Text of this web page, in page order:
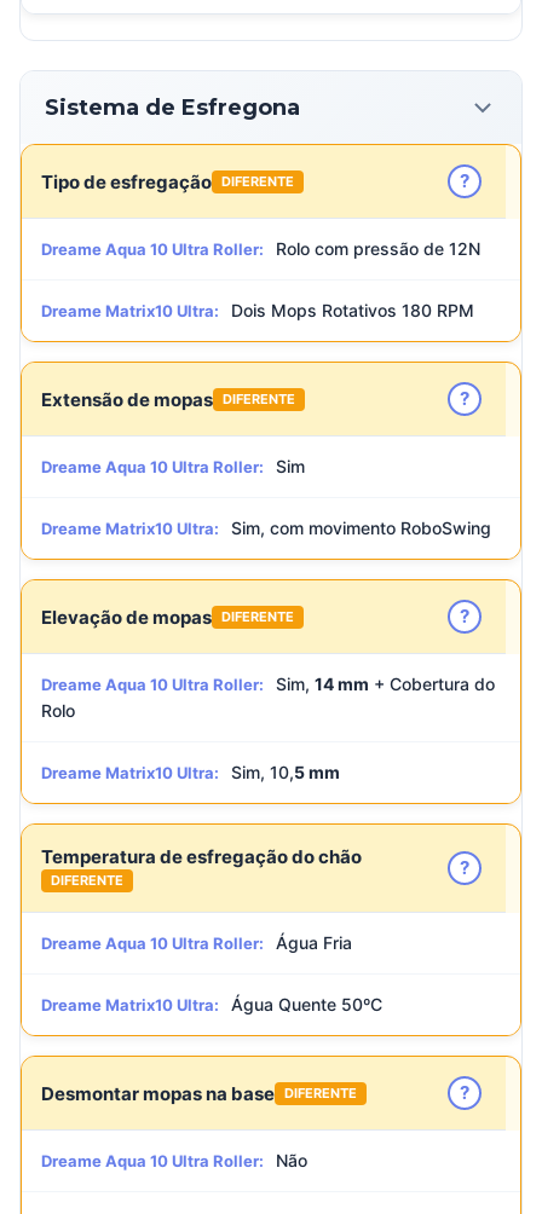
Sistema de Esfregona
Tipo de esfregação DIFERENTE ?
Dreame Aqua 10 Ultra Roller: Rolo com pressão de 12N
Dreame Matrix10 Ultra: Dois Mops Rotativos 180 RPM
Extensão de mopas DIFERENTE ?
Dreame Aqua 10 Ultra Roller: Sim
Dreame Matrix10 Ultra: Sim, com movimento RoboSwing
Elevação de mopas DIFERENTE ?
Dreame Aqua 10 Ultra Roller: Sim, 14 mm + Cobertura do
Rolo
Dreame Matrix10 Ultra: Sim, 10,5 mm
Temperatura de esfregação do chão
DIFERENTE
?
Dreame Aqua 10 Ultra Roller: Água Fria
Dreame Matrix10 Ultra: Água Quente 50ºC
Desmontar mopas na base DIFERENTE ?
Dreame Aqua 10 Ultra Roller: Não